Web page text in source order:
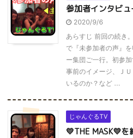
参加者インタビュ
2020/9/6
あらすじ 前回の続き
で『未参加者の声』
ー集団ご一行。初参
事前のイメージ、Ｊ
いるのか？など ...
じゃんぐるTV
💛THE MASK💛